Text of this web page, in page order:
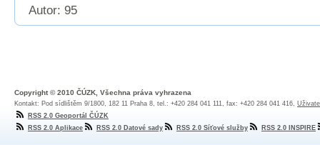
Autor: 95
Copyright © 2010 ČÚZK, Všechna práva vyhrazena
Kontakt: Pod sídlištěm 9/1800, 182 11 Praha 8, tel.: +420 284 041 111, fax: +420 284 041 416,
RSS 2.0 Geoportál ČÚZK
RSS 2.0 Aplikace
RSS 2.0 Datové sady RSS 2.0 Síťové služby RSS 2.0 INSPIRE